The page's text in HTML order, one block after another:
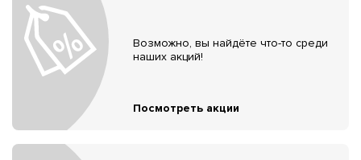
Возможно, вы найдёте что-то среди
наших акций!
Посмотреть акции